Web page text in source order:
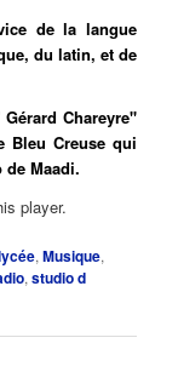
de la langue
du latin, et de
Chareyre''
Bleu Creuse qui
Maadi.
player.
,Musique,
,studio d